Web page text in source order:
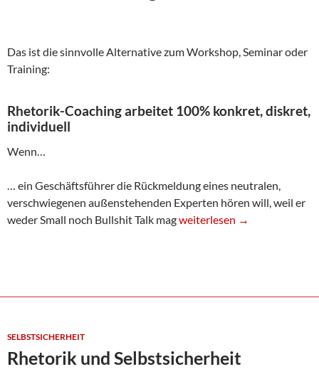
Das ist die sinnvolle Alternative zum Workshop, Seminar oder
Training:
Rhetorik-Coaching arbeitet 100% konkret, diskret,
individuell
Wenn…
… ein Geschäftsführer die Rückmeldung eines neutralen,
verschwiegenen außenstehenden Experten hören will, weil er
weder Small noch Bullshit Talk magRhetorik-Coaching
weiterlesen →
SELBSTSICHERHEIT
Rhetorik und Selbstsicherheit